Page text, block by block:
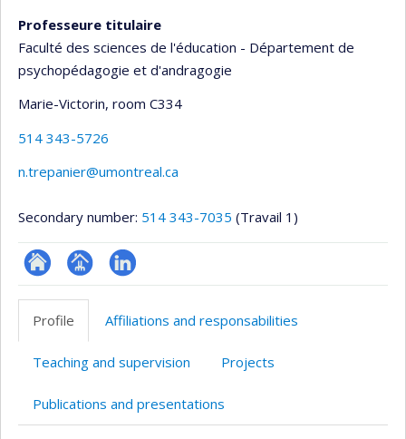
Professeure titulaire
Faculté des sciences de l'éducation - Département de
psychopédagogie et d'andragogie
Marie-Victorin, room C334
514 343-5726
n.trepanier@umontreal.ca
Secondary number: 514 343-7035 (Travail 1)
ResearchGate
Page
professionnelle
(faculté,département,école)
LinkedIn
Profile
Affiliations and responsabilities
Teaching and supervision Projects
Publications and presentations